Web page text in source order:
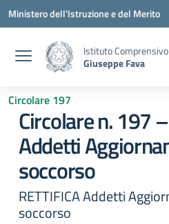
Vai ai contenuti
Vai al menu di navigazione
Vai al footer
Ministero dell'Istruzione e del Merito
Istituto Comprensivo
Giuseppe Fava
Circolare 197
Circolare n. 197
Addetti
soccorso
RETTIFICA Addetti
soccorso